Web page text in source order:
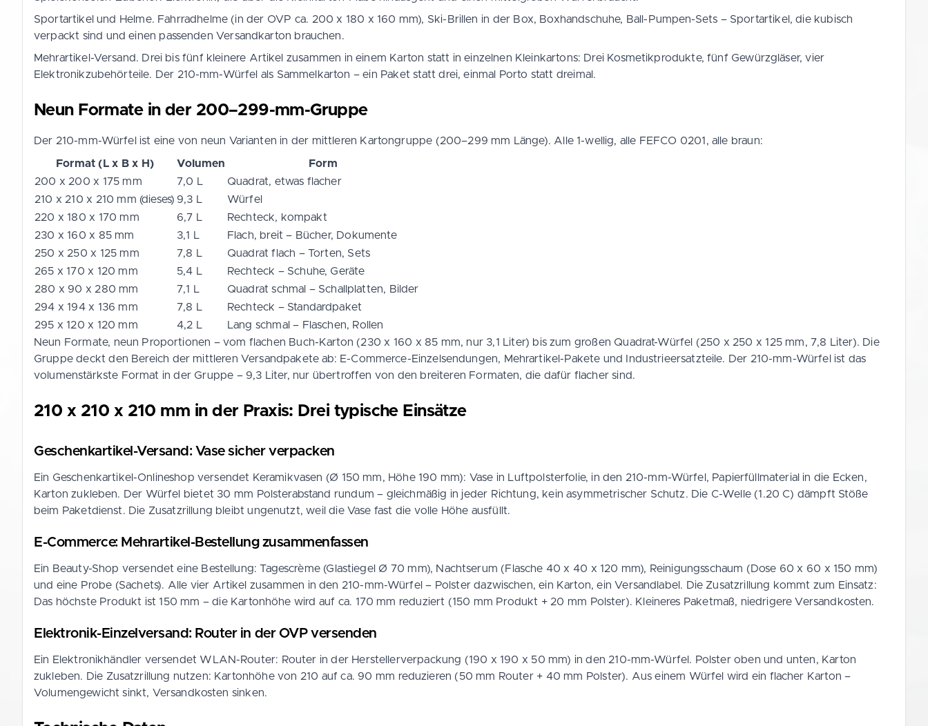
Sportartikel und Helme. Fahrradhelme (in der OVP ca. 200 x 180 x 160 mm), Ski-Brillen in der Box, Boxhandschuhe, Ball-Pumpen-Sets – Sportartikel, die kubisch
verpackt sind und einen passenden Versandkarton brauchen.
Mehrartikel-Versand. Drei bis fünf kleinere Artikel zusammen in einem Karton statt in einzelnen Kleinkartons: Drei Kosmetikprodukte, fünf Gewürzgläser, vier
Elektronikzubehörteile. Der 210-mm-Würfel als Sammelkarton – ein Paket statt drei, einmal Porto statt dreimal.
Neun Formate in der 200–299-mm-Gruppe
Der 210-mm-Würfel ist eine von neun Varianten in der mittleren Kartongruppe (200–299 mm Länge). Alle 1-wellig, alle FEFCO 0201, alle braun:
Format (L x B x H) Volumen
Form
200 x 200 x 175 mm
7,0 L
Quadrat, etwas flacher
210 x 210 x 210 mm (dieses) 9,3 L
Würfel
220 x 180 x 170 mm
6,7 L
Rechteck, kompakt
230 x 160 x 85 mm
3,1 L
Flach, breit – Bücher, Dokumente
250 x 250 x 125 mm
7,8 L
Quadrat flach – Torten, Sets
265 x 170 x 120 mm
5,4 L
Rechteck – Schuhe, Geräte
280 x 90 x 280 mm
7,1 L
Quadrat schmal – Schallplatten, Bilder
294 x 194 x 136 mm
7,8 L
Rechteck – Standardpaket
295 x 120 x 120 mm
4,2 L
Lang schmal – Flaschen, Rollen
Neun Formate, neun Proportionen – vom flachen Buch-Karton (230 x 160 x 85 mm, nur 3,1 Liter) bis zum großen Quadrat-Würfel (250 x 250 x 125 mm, 7,8 Liter). Die
Gruppe deckt den Bereich der mittleren Versandpakete ab: E-Commerce-Einzelsendungen, Mehrartikel-Pakete und Industrieersatzteile. Der 210-mm-Würfel ist das
volumenstärkste Format in der Gruppe – 9,3 Liter, nur übertroffen von den breiteren Formaten, die dafür flacher sind.
210 x 210 x 210 mm in der Praxis: Drei typische Einsätze
Geschenkartikel-Versand: Vase sicher verpacken
Ein Geschenkartikel-Onlineshop versendet Keramikvasen (Ø 150 mm, Höhe 190 mm): Vase in Luftpolsterfolie, in den 210-mm-Würfel, Papierfüllmaterial in die Ecken,
Karton zukleben. Der Würfel bietet 30 mm Polsterabstand rundum – gleichmäßig in jeder Richtung, kein asymmetrischer Schutz. Die C-Welle (1.20 C) dämpft Stöße
beim Paketdienst. Die Zusatzrillung bleibt ungenutzt, weil die Vase fast die volle Höhe ausfüllt.
E-Commerce: Mehrartikel-Bestellung zusammenfassen
Ein Beauty-Shop versendet eine Bestellung: Tagescrème (Glastiegel Ø 70 mm), Nachtserum (Flasche 40 x 40 x 120 mm), Reinigungsschaum (Dose 60 x 60 x 150 mm)
und eine Probe (Sachets). Alle vier Artikel zusammen in den 210-mm-Würfel – Polster dazwischen, ein Karton, ein Versandlabel. Die Zusatzrillung kommt zum Einsatz:
Das höchste Produkt ist 150 mm – die Kartonhöhe wird auf ca. 170 mm reduziert (150 mm Produkt + 20 mm Polster). Kleineres Paketmaß, niedrigere Versandkosten.
Elektronik-Einzelversand: Router in der OVP versenden
Ein Elektronikhändler versendet WLAN-Router: Router in der Herstellerverpackung (190 x 190 x 50 mm) in den 210-mm-Würfel. Polster oben und unten, Karton
zukleben. Die Zusatzrillung nutzen: Kartonhöhe von 210 auf ca. 90 mm reduzieren (50 mm Router + 40 mm Polster). Aus einem Würfel wird ein flacher Karton –
Volumengewicht sinkt, Versandkosten sinken.